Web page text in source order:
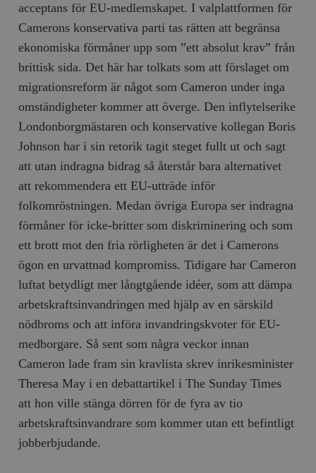
acceptans för EU-medlemskapet. I valplattformen för
Camerons konservativa parti tas rätten att begränsa
ekonomiska förmåner upp som ”ett absolut krav” från
brittisk sida. Det här har tolkats som att förslaget om
migrationsreform är något som Cameron under inga
omständigheter kommer att överge. Den inflytelserike
Londonborgmästaren och konservative kollegan Boris
Johnson har i sin retorik tagit steget fullt ut och sagt
att utan indragna bidrag så återstår bara alternativet
att rekommendera ett EU-utträde inför
folkomröstningen. Medan övriga Europa ser indragna
förmåner för icke-britter som diskriminering och som
ett brott mot den fria rörligheten är det i Camerons
ögon en urvattnad kompromiss. Tidigare har Cameron
luftat betydligt mer långtgående idéer, som att dämpa
arbetskraftsinvandringen med hjälp av en särskild
nödbroms och att införa invandringskvoter för EU-
medborgare. Så sent som några veckor innan
Cameron lade fram sin kravlista skrev inrikesminister
Theresa May i en debattartikel i The Sunday Times
att hon ville stänga dörren för de fyra av tio
arbetskraftsinvandrare som kommer utan ett befintligt
jobberbjudande.